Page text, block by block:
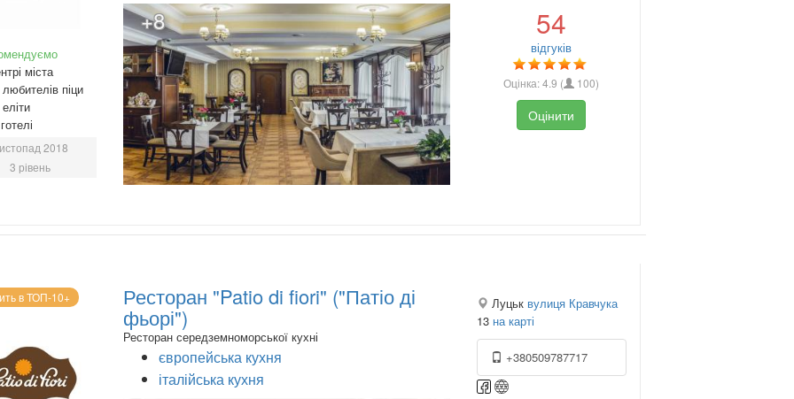
міста
піци
2018
3 рівень
+8 54
відгуків
Оцінка:4.9 ( 100)
Оцінити
в ТОП-10+ Ресторан "Patio di fiori" ("Патіо ді
фьорі")
Ресторан середземноморської кухні
європейська кухня
італійська кухня
Луцьк вулиця Кравчука
13 на карті
+380509787717